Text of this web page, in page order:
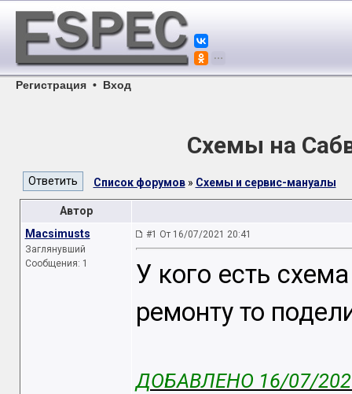
Регистрация • Вход
Схемы на
Список форумов» Схемы и сервис-мануалы
Автор
Macsimusts
Заглянувший
Сообщения: 1
#1 От 16/07/2021 20:41
У кого есть
ремонту то
ДОБАВЛЕНО 16/07/